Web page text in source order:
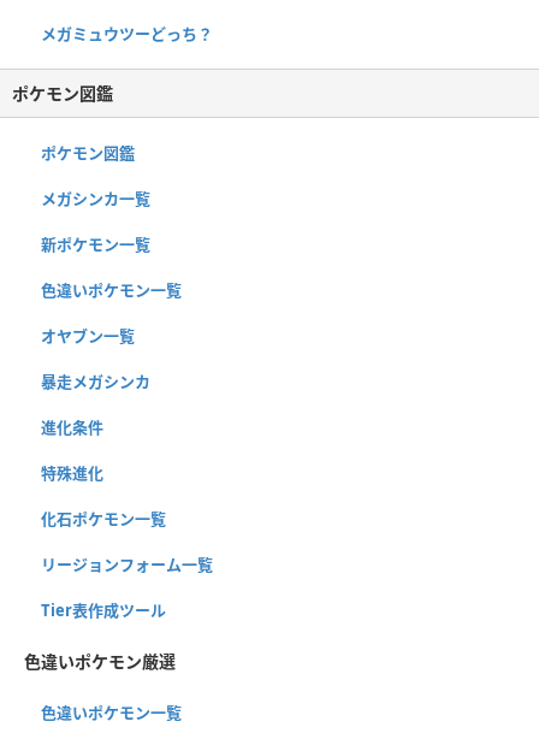
メガミュウツーどっち？
ポケモン図鑑
ポケモン図鑑
メガシンカ一覧
新ポケモン一覧
色違いポケモン一覧
オヤブン一覧
暴走メガシンカ
進化条件
特殊進化
化石ポケモン一覧
リージョンフォーム一覧
Tier表作成ツール
色違いポケモン厳選
色違いポケモン一覧